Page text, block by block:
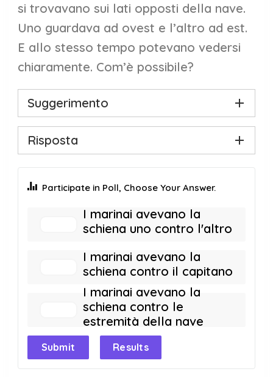
si trovavano sui lati opposti della nave.
Uno guardava ad ovest e l’altro ad est.
E allo stesso tempo potevano vedersi
chiaramente. Com’è possibile?
Suggerimento
Risposta
Participate in Poll, Choose Your Answer.
I marinai avevano la
schiena uno contro l'altro
I marinai avevano la
schiena contro il capitano
I marinai avevano la
schiena contro le
estremità della nave
Submit Results